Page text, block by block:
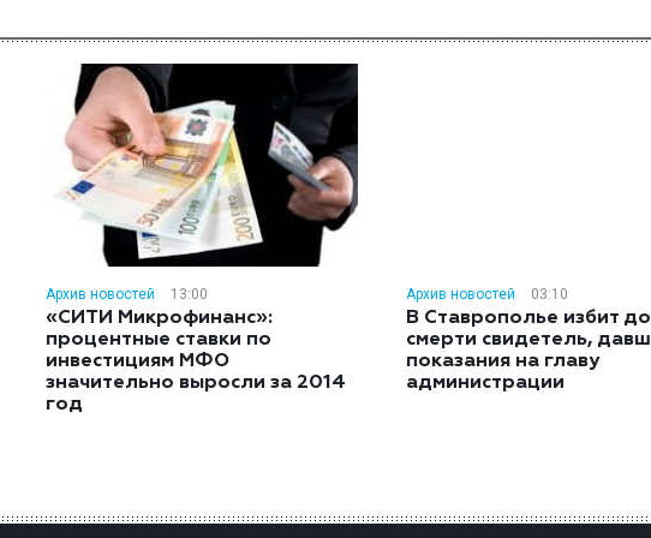
Архив новостей 13:00
«СИТИ Микрофинанс»:
процентные ставки по
инвестициям МФО
значительно выросли за 2014
год
Архив новостей 03:10
В Ставрополье избит до
смерти свидетель,
показания на главу
администрации